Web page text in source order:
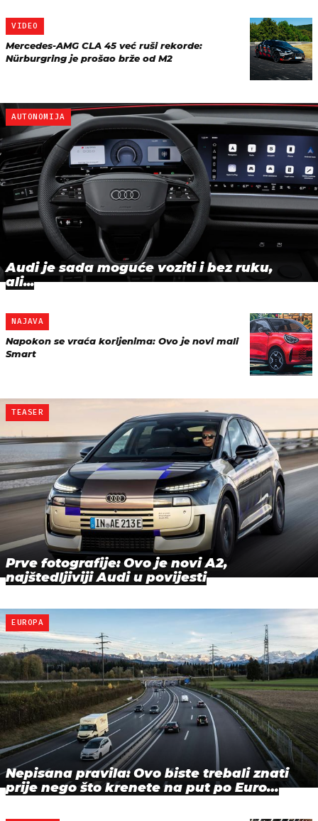
VIDEO
Mercedes-AMG CLA 45 već ruši rekorde:
Nürburgring je prošao brže od M2
AUTONOMIJA
Audi je sada moguće voziti i bez ruku,
ali...
NAJAVA
Napokon se vraća korijenima: Ovo je novi mali
Smart
TEASER
Prve fotografije: Ovo je novi A2,
najštedljiviji Audi u povijesti
EUROPA
Nepisana pravila: Ovo biste trebali znati
prije nego što krenete na put po Euro…